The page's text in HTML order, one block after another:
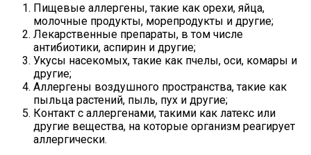
Пищевые аллергены, такие как орехи, яйца,
молочные продукты, морепродукты и другие;
Лекарственные препараты, в том числе
антибиотики, аспирин и другие;
Укусы насекомых, такие как пчелы, оси, комары и
другие;
Аллергены воздушного пространства, такие как
пыльца растений, пыль, пух и другие;
Контакт с аллергенами, такими как латекс или
другие вещества, на которые организм реагирует
аллергически.